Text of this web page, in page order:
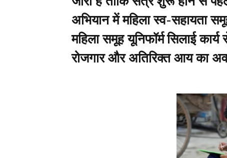
अभियान में महिला स्व-सहायता
महिला समूह यूनिफॉर्म सिलाई
रोजगार और अतिरिक्त आय का